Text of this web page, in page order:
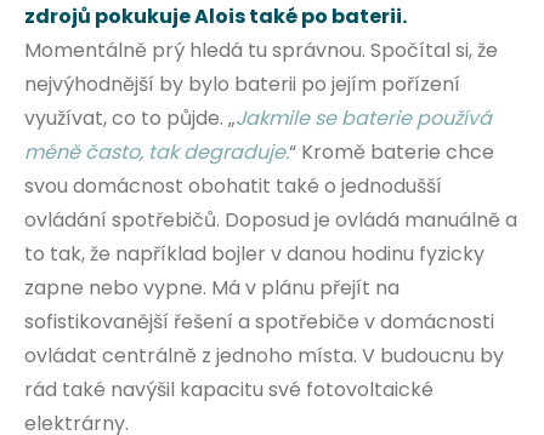
zdrojů pokukuje Alois také po baterii.
Momentálně prý hledá tu správnou. Spočítal si, že
nejvýhodnější by bylo baterii po jejím pořízení
využívat, co to půjde. „Jakmile se baterie používá
méně často, tak degraduje.“ Kromě baterie chce
svou domácnost obohatit také o jednodušší
ovládání spotřebičů. Doposud je ovládá manuálně a
to tak, že například bojler v danou hodinu fyzicky
zapne nebo vypne. Má v plánu přejít na
sofistikovanější řešení a spotřebiče v domácnosti
ovládat centrálně z jednoho místa. V budoucnu by
rád také navýšil kapacitu své fotovoltaické
elektrárny.